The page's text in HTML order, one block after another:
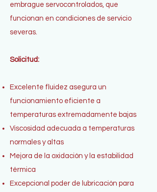
embrague servocontrolados, que
funcionan en condiciones de servicio
severas.
Solicitud:
Excelente fluidez asegura un
funcionamiento eficiente a
temperaturas extremadamente bajas
Viscosidad adecuada a temperaturas
normales y altas
Mejora de la oxidación y la estabilidad
térmica
Excepcional poder de lubricación para